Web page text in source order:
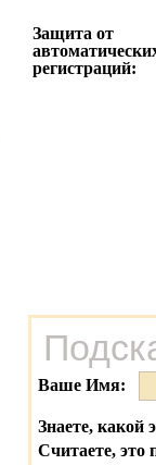
Защита от
регистраций:
Ваше Имя:
Знаете, какой
Считаете, это